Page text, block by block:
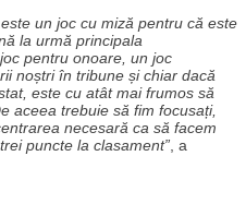
un joc cu miză pentru că este
la urmă principala
pentru onoare, un joc
noștri în tribune și chiar dacă
este cu atât mai frumos să
aceea trebuie să fim focusați,
necesară ca să facem
puncte la clasament” , a